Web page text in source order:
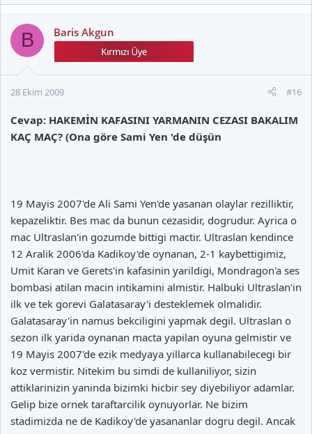
B Baris Akgun
28 Ekim 2009 #16
Cevap: HAKEMİN KAFASINI YARMANIN CEZASI BAKALIM
KAÇ MAÇ? (Ona göre Sami Yen 'de düşün
19 Mayis 2007'de Ali Sami Yen'de yasanan olaylar rezilliktir,
kepazeliktir. Bes mac da bunun cezasidir, dogrudur. Ayrica o
mac Ultraslan'in gozumde bittigi mactir. Ultraslan kendince
12 Aralik 2006'da Kadikoy'de oynanan, 2-1 kaybettigimiz,
Umit Karan ve Gerets'in kafasinin yarildigi, Mondragon'a ses
bombasi atilan macin intikamini almistir. Halbuki Ultraslan'in
ilk ve tek gorevi Galatasaray'i desteklemek olmalidir.
Galatasaray'in namus bekciligini yapmak degil. Ultraslan o
sezon ilk yarida oynanan macta yapilan oyuna gelmistir ve
19 Mayis 2007'de ezik medyaya yillarca kullanabilecegi bir
koz vermistir. Nitekim bu simdi de kullaniliyor, sizin
attiklarinizin yaninda bizimki hicbir sey diyebiliyor adamlar.
Gelip bize ornek taraftarcilik oynuyorlar. Ne bizim
stadimizda ne de Kadikoy'de yasananlar dogru degil. Ancak